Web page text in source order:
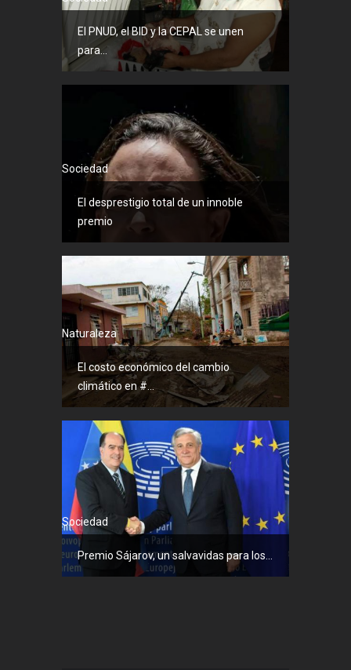
El PNUD, el BID y la CEPAL se unen
para...
Sociedad
El desprestigio total de un innoble
premio
Naturaleza
El costo económico del cambio
climático en #...
Sociedad
Premio Sájarov, un salvavidas para los...